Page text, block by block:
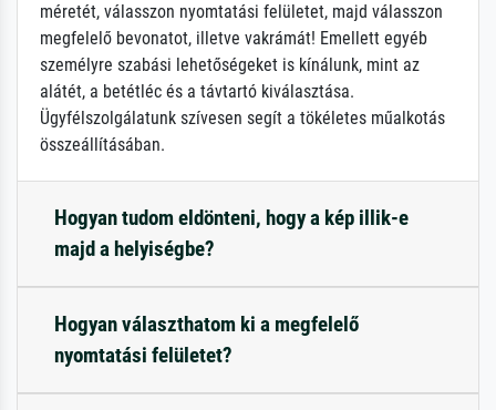
méretét, válasszon nyomtatási felületet, majd válasszon
megfelelő bevonatot, illetve vakrámát! Emellett egyéb
személyre szabási lehetőségeket is kínálunk, mint az
alátét, a betétléc és a távtartó kiválasztása.
Ügyfélszolgálatunk szívesen segít a tökéletes műalkotás
összeállításában.
Hogyan tudom eldönteni, hogy a kép illik-e
majd a helyiségbe?
Hogyan választhatom ki a megfelelő
nyomtatási felületet?